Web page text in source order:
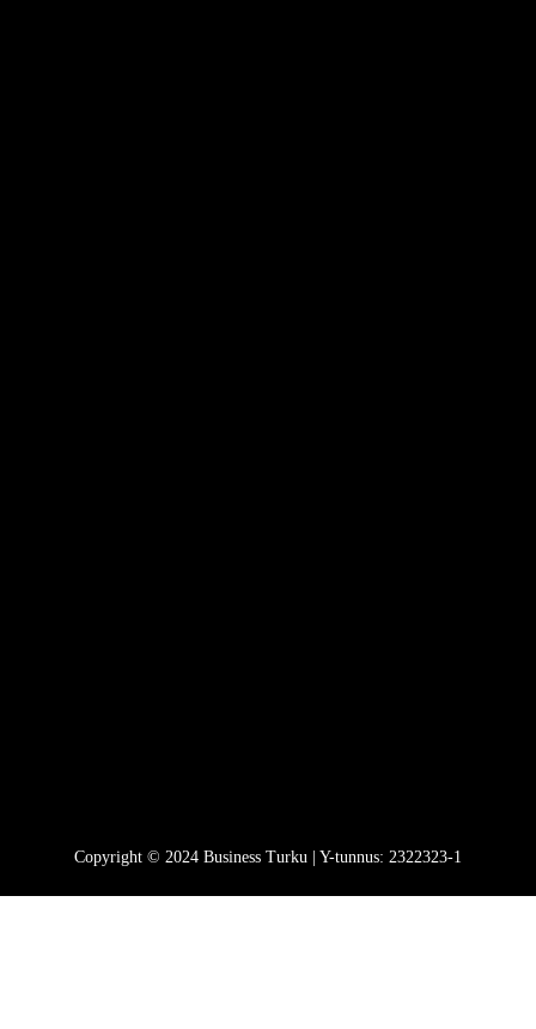
Copyright © 2024 Business Turku | Y-tunnus: 2322323-1